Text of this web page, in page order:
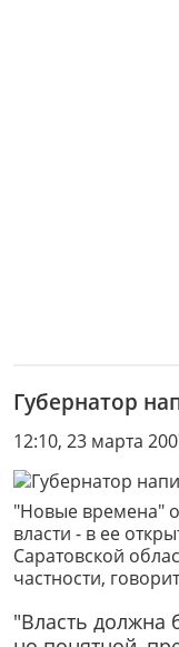
Губернатор
12:10, 23 марта
"Новые времена"
власти - в ее
Саратовской
частности,
"Власть должна